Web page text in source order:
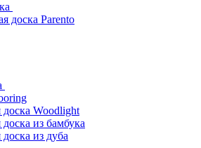
доска Parento
Woodlight
из бамбука
из дуба